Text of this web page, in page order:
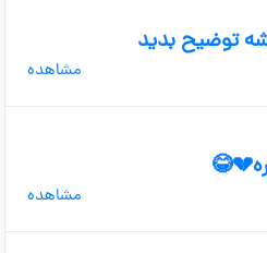
توضیح بدید
مشاهده
مشاهده